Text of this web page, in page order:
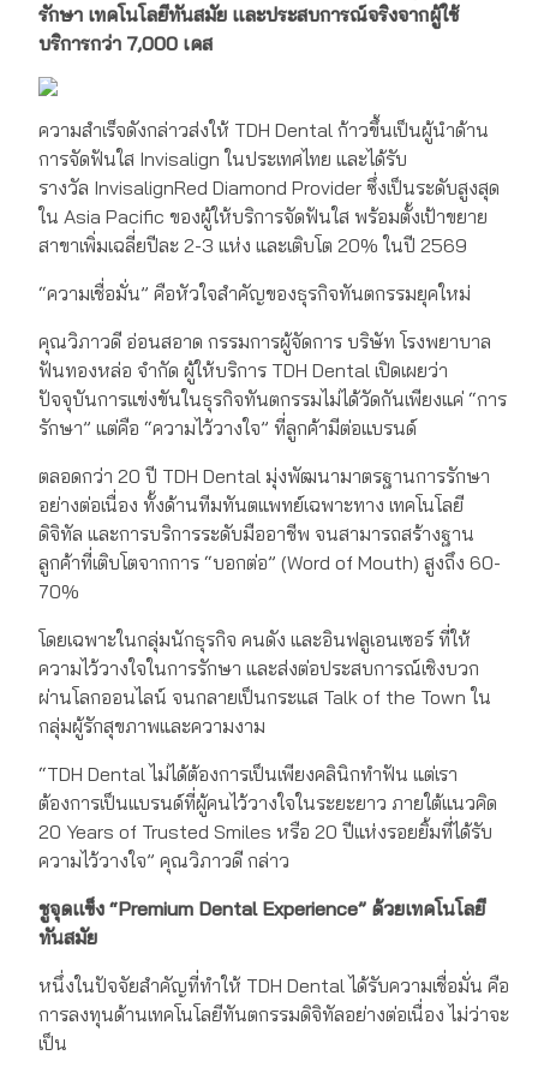
รักษา เทคโนโลยีทันสมัย และประสบการณ์จริงจากผู้ใช้
บริการกว่า 7,000 เคส
ความสำเร็จดังกล่าวส่งให้ TDH Dental ก้าวขึ้นเป็นผู้นำด้าน
การจัดฟันใส Invisalign ในประเทศไทย และได้รับ
รางวัล InvisalignRed Diamond Provider ซึ่งเป็นระดับสูงสุด
ใน Asia Pacific ของผู้ให้บริการจัดฟันใส พร้อมตั้งเป้าขยาย
สาขาเพิ่มเฉลี่ยปีละ 2-3 แห่ง และเติบโต 20% ในปี 2569
“ความเชื่อมั่น” คือหัวใจสำคัญของธุรกิจทันตกรรมยุคใหม่
คุณวิภาวดี อ่อนสอาด กรรมการผู้จัดการ บริษัท โรงพยาบาล
ฟันทองหล่อ จำกัด ผู้ให้บริการ TDH Dental เปิดเผยว่า
ปัจจุบันการแข่งขันในธุรกิจทันตกรรมไม่ได้วัดกันเพียงแค่ “การ
รักษา” แต่คือ “ความไว้วางใจ” ที่ลูกค้ามีต่อแบรนด์
ตลอดกว่า 20 ปี TDH Dental มุ่งพัฒนามาตรฐานการรักษา
อย่างต่อเนื่อง ทั้งด้านทีมทันตแพทย์เฉพาะทาง เทคโนโลยี
ดิจิทัล และการบริการระดับมืออาชีพ จนสามารถสร้างฐาน
ลูกค้าที่เติบโตจากการ “บอกต่อ” (Word of Mouth) สูงถึง 60-
70%
โดยเฉพาะในกลุ่มนักธุรกิจ คนดัง และอินฟลูเอนเซอร์ ที่ให้
ความไว้วางใจในการรักษา และส่งต่อประสบการณ์เชิงบวก
ผ่านโลกออนไลน์ จนกลายเป็นกระแส Talk of the Town ใน
กลุ่มผู้รักสุขภาพและความงาม
“TDH Dental ไม่ได้ต้องการเป็นเพียงคลินิกทำฟัน แต่เรา
ต้องการเป็นแบรนด์ที่ผู้คนไว้วางใจในระยะยาว ภายใต้แนวคิด
20 Years of Trusted Smiles หรือ 20 ปีแห่งรอยยิ้มที่ได้รับ
ความไว้วางใจ” คุณวิภาวดี กล่าว
ชูจุดแข็ง “Premium Dental Experience” ด้วยเทคโนโลยี
ทันสมัย
หนึ่งในปัจจัยสำคัญที่ทำให้ TDH Dental ได้รับความเชื่อมั่น คือ
การลงทุนด้านเทคโนโลยีทันตกรรมดิจิทัลอย่างต่อเนื่อง ไม่ว่าจะ
เป็น